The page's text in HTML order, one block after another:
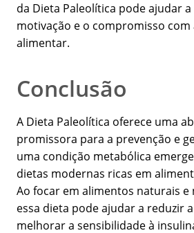
da Dieta Paleolítica pode ajudar
motivação e o compromisso
alimentar.
Conclusão
A Dieta Paleolítica oferece uma
promissora para a prevenção e
uma condição metabólica
dietas modernas ricas em
Ao focar em alimentos naturais e
essa dieta pode ajudar a reduzir
melhorar a sensibilidade à